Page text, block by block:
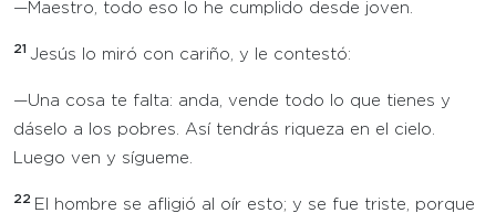
—Maestro, todo eso lo he cumplido desde joven.
21 Jesús lo miró con cariño, y le contestó:
—Una cosa te falta: anda, vende todo lo que tienes y
dáselo a los pobres. Así tendrás riqueza en el cielo.
Luego ven y sígueme.
22 El hombre se afligió al oír esto; y se fue triste, porque